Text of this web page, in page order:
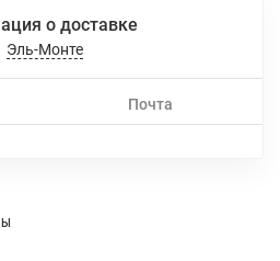
о доставке
Эль-Монте
Почта